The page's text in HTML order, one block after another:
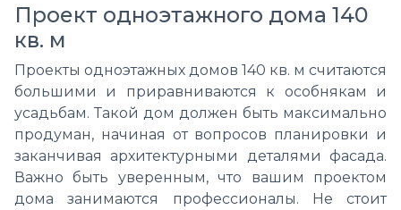
Проект одноэтажного дома 140
кв. м
Проекты одноэтажных домов 140 кв. м считаются
большими и приравниваются к особнякам и
усадьбам. Такой дом должен быть максимально
продуман, начиная от вопросов планировки и
заканчивая архитектурными деталями фасада.
Важно быть уверенным, что вашим проектом
дома занимаются профессионалы. Не стоит